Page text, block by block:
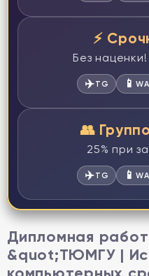
⚡
Без
✈️TG 📱WA
👥
25% при
✈️TG 📱WA
Дипломная
&quot;ТЮМГУ |